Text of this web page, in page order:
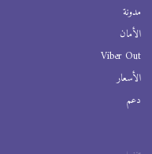
مدونة
الأمان
Viber Out
الأسعار
دعم